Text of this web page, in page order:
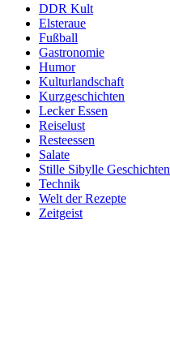
DDR Kult
Elsteraue
Fußball
Gastronomie
Humor
Kulturlandschaft
Kurzgeschichten
Lecker Essen
Reiselust
Resteessen
Salate
Stille Sibylle Geschichten
Technik
Welt der Rezepte
Zeitgeist